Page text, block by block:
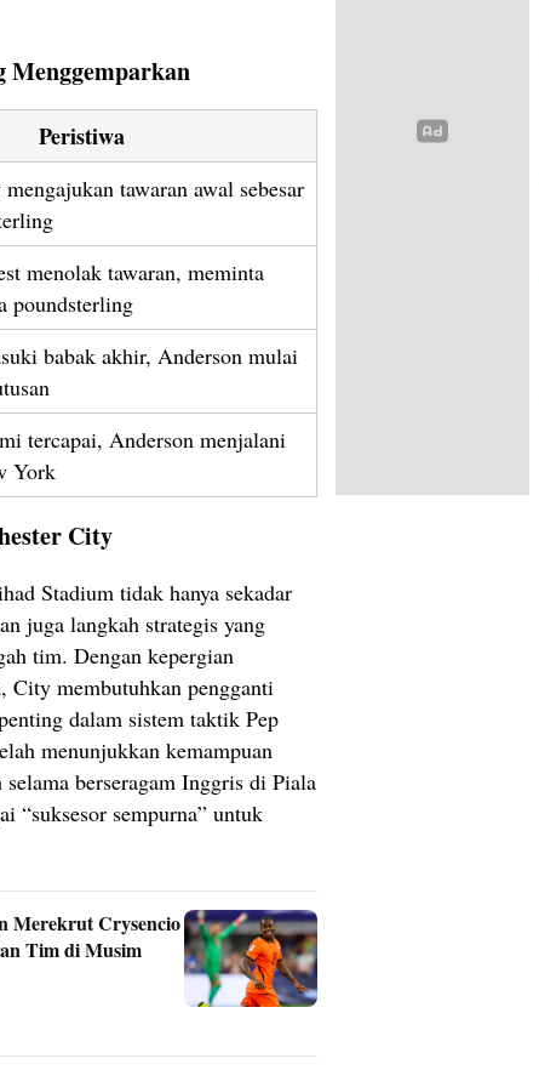
Menggemparkan
Peristiwa
tawaran awal sebesar
menolak tawaran, meminta
poundsterling
babak akhir, Anderson mulai
tercapai, Anderson menjalani
York
City
Stadium tidak hanya sekadar
juga langkah strategis yang
tim. Dengan kepergian
City membutuhkan pengganti
dalam sistem taktik Pep
menunjukkan kemampuan
berseragam Inggris di Piala
“suksesor sempurna” untuk
Merekrut Crysencio
Tim di Musim